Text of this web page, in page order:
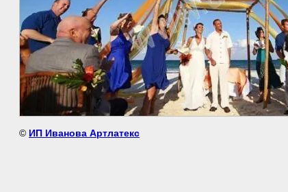
© ИП Иванова Артлатекс